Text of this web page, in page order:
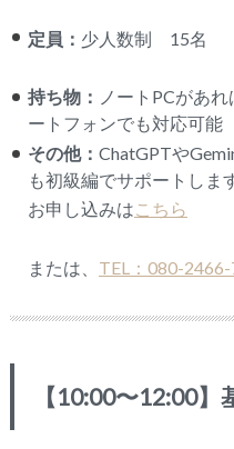
定員： 少人数制 15名
持ち物：
ノートPCがあ
ートフォンでも対応可能
その他： ChatGPTや
も初級編でサポートしま
お申し込みは こちら
または、 TEL：080-
【10:00〜12:00】